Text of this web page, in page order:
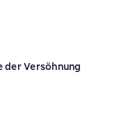
der Versöhnung
основе 0 оценок